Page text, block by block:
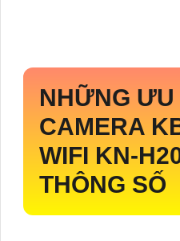
NHỮNG
CAMERA
WIFI KN-
THÔNG SỐ